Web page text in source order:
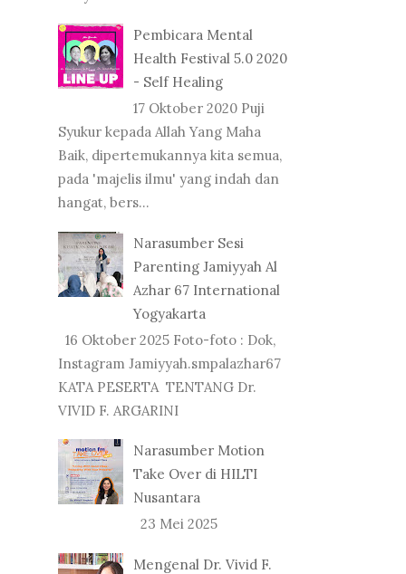
Pembicara Mental
Health Festival 5.0 2020
- Self Healing
17 Oktober 2020 Puji
Syukur kepada Allah Yang Maha
Baik, dipertemukannya kita semua,
pada 'majelis ilmu' yang indah dan
hangat, bers...
Narasumber Sesi
Parenting Jamiyyah Al
Azhar 67 International
Yogyakarta
16 Oktober 2025 Foto-foto : Dok,
Instagram Jamiyyah.smpalazhar67
KATA PESERTA TENTANG Dr.
VIVID F. ARGARINI
Narasumber Motion
Take Over di HILTI
Nusantara
23 Mei 2025
Mengenal Dr. Vivid F.